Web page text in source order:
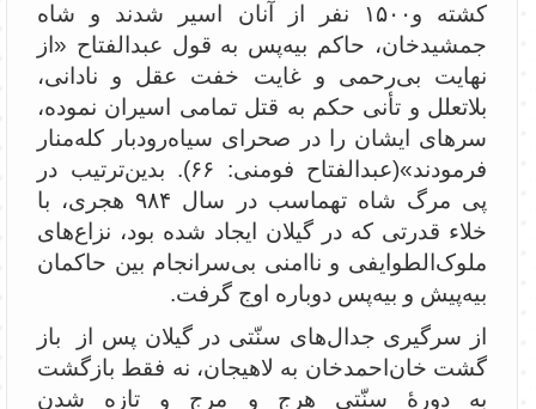
کشته و۱۵۰۰ نفر از آنان اسیر شدند و شاه
جمشیدخان، حاکم بیه‌پس به قول عبدالفتاح «از
نهایت بی‌رحمی و غایت خفت عقل و نادانی،
بلاتعلل و تأنی حکم به قتل تمامی اسیران نموده،
سرهای ایشان را در صحرای سیاه‌رودبار کله‌منار
فرمودند»(عبدالفتاح فومنی: ۶۶). بدین‌ترتیب در
پی مرگ شاه‌ تهماسب در سال ۹۸۴ هجری، با
خلاء قدرتی که در گیلان ایجاد شده بود، نزاع‌های
ملوک‌الطوایفی و ناامنی بی‌سرانجام بین حاکمان
بیه‌پیش و بیه‌پس دوباره اوج گرفت.
از سرگیری جدال‌های سنّتی در گیلان پس از باز
گشت خان‌احمدخان به لاهیجان، نه فقط بازگشت
به دورۀ سنّتی هرج و مرج و تازه شدن